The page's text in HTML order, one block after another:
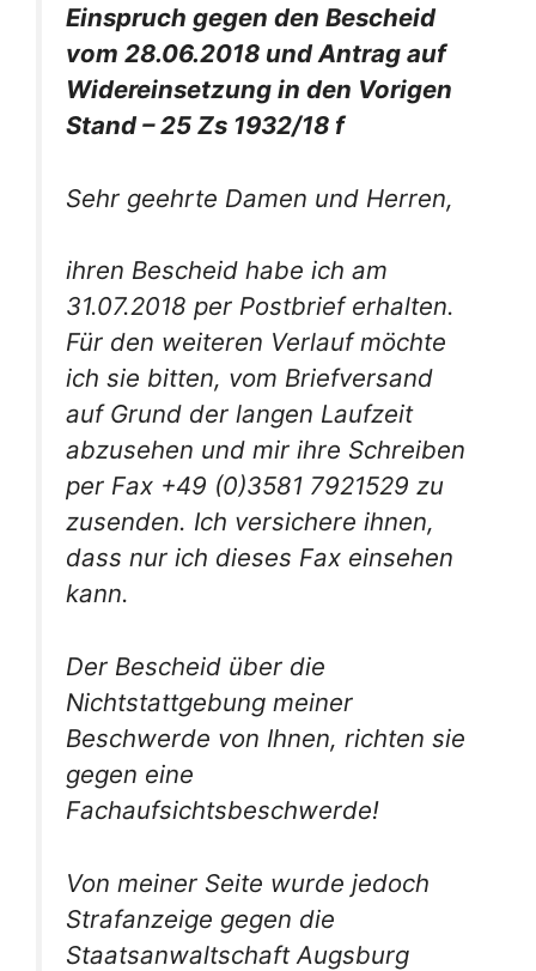
Einspruch gegen den Bescheid
vom 28.06.2018 und Antrag auf
Widereinsetzung in den Vorigen
Stand – 25 Zs 1932/18 f
Sehr geehrte Damen und Herren,
ihren Bescheid habe ich am
31.07.2018 per Postbrief erhalten.
Für den weiteren Verlauf möchte
ich sie bitten, vom Briefversand
auf Grund der langen Laufzeit
abzusehen und mir ihre Schreiben
per Fax +49 (0)3581 7921529 zu
zusenden. Ich versichere ihnen,
dass nur ich dieses Fax einsehen
kann.
Der Bescheid über die
Nichtstattgebung meiner
Beschwerde von Ihnen, richten sie
gegen eine
Fachaufsichtsbeschwerde!
Von meiner Seite wurde jedoch
Strafanzeige gegen die
Staatsanwaltschaft Augsburg